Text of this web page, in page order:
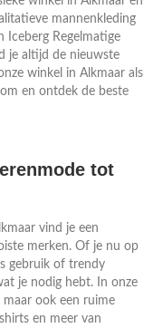
mannenkleding
Iceberg Regelmatige
je altijd de nieuwste
winkel in Alkmaar als
en ontdek de beste
tot
vind je een
merken. Of je nu op
gebruik of trendy
je nodig hebt. In onze
ook een ruime
en meer van